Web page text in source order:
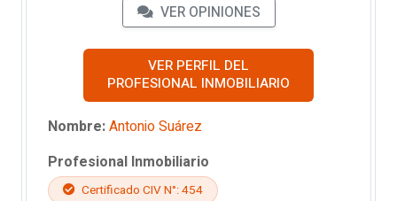
VER OPINIONES
VER PERFIL DEL
PROFESIONAL INMOBILIARIO
Nombre:Antonio Suárez
Profesional Inmobiliario
Certificado CIV N°: 454